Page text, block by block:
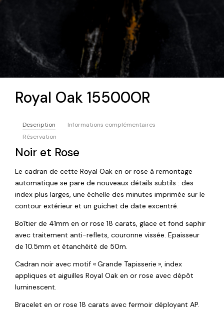
Royal Oak 15500OR
Description
Informations complémentaires
Réservation
Noir et Rose
Le cadran de cette Royal Oak en or rose à remontage
automatique se pare de nouveaux détails subtils : des
index plus larges, une échelle des minutes imprimée sur le
contour extérieur et un guichet de date excentré.
Boîtier de 41mm en or rose 18 carats, glace et fond saphir
avec traitement anti-reflets, couronne vissée. Epaisseur
de 10.5mm et étanchéité de 50m.
Cadran noir avec motif « Grande Tapisserie », index
appliques et aiguilles Royal Oak en or rose avec dépôt
luminescent.
Bracelet en or rose 18 carats avec fermoir déployant AP.